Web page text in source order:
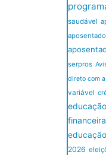
saudável
serpros
direto com
variável
2026